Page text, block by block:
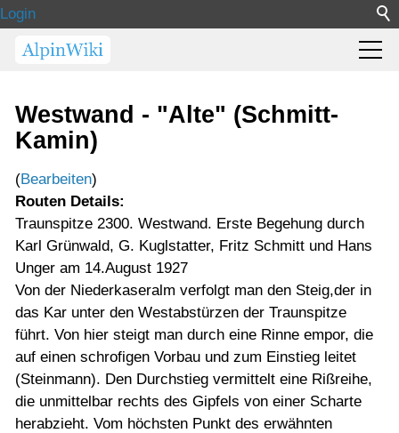
Login
Westwand - "Alte" (Schmitt-
Kamin)
(Bearbeiten)
Routen Details:
Traunspitze 2300. Westwand. Erste Begehung durch
Karl Grünwald, G. Kuglstatter, Fritz Schmitt und Hans
Unger am 14.August 1927
Von der Niederkaseralm verfolgt man den Steig,der in
das Kar unter den Westabstürzen der Traunspitze
führt. Von hier steigt man durch eine Rinne empor, die
auf einen schrofigen Vorbau und zum Einstieg leitet
(Steinmann). Den Durchstieg vermittelt eine Rißreihe,
die unmittelbar rechts des Gipfels von einer Scharte
herabzieht. Vom höchsten Punkt des erwähnten